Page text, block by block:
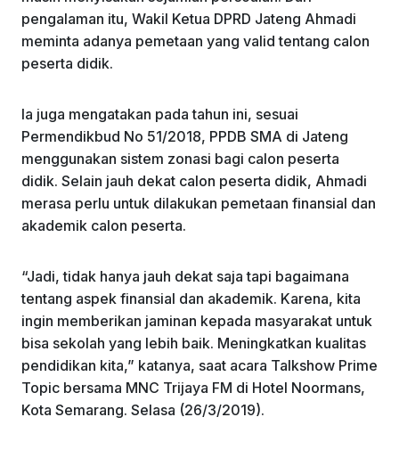
o
o
n p
p
m
pengalaman itu, Wakil Ketua DPRD Jateng Ahmadi
meminta adanya pemetaan yang valid tentang calon
peserta didik.
Ia juga mengatakan pada tahun ini, sesuai
Permendikbud No 51/2018, PPDB SMA di Jateng
menggunakan sistem zonasi bagi calon peserta
didik. Selain jauh dekat calon peserta didik, Ahmadi
merasa perlu untuk dilakukan pemetaan finansial dan
akademik calon peserta.
“Jadi, tidak hanya jauh dekat saja tapi bagaimana
tentang aspek finansial dan akademik. Karena, kita
ingin memberikan jaminan kepada masyarakat untuk
bisa sekolah yang lebih baik. Meningkatkan kualitas
pendidikan kita,” katanya, saat acara Talkshow Prime
Topic bersama MNC Trijaya FM di Hotel Noormans,
Kota Semarang. Selasa (26/3/2019).